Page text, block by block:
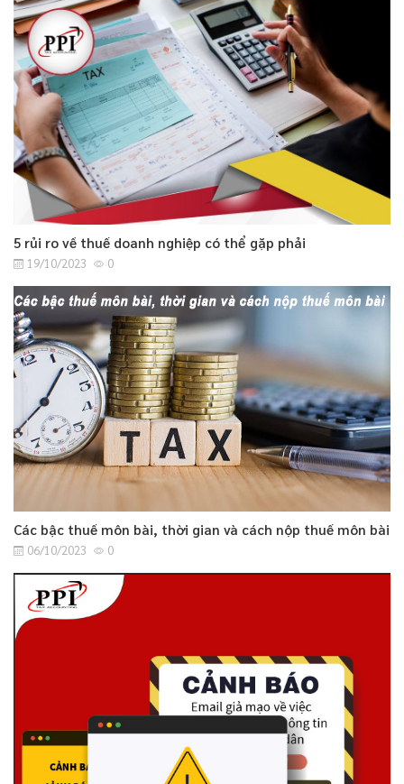
5 rủi ro về thuế doanh nghiệp có thể gặp phải
19/10/2023 0
Các bậc thuế môn bài, thời gian và cách nộp thuế môn bài
06/10/2023 0